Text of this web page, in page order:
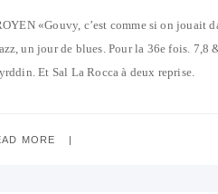
«Gouvy, c’est comme si on jouait
un jour de blues. Pour la 36e fois. 7,8
Et Sal La Rocca à deux reprise.
MORE